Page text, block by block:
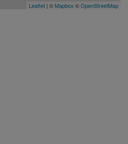
Leaflet | © Mapbox ©OpenStreetMap